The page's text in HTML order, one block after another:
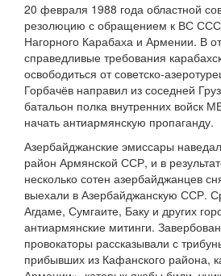
20 февраля 1988 года областной
резолюцию с обращением к ВС
Нагорного Карабаха и Армении. В
справедливые требования
освободиться от советско-
Горбачёв направил из соседней
батальон полка внутренних войск
начать антиармянскую пропаганду.
Азербайджанские эмиссары
район Армянской ССР, и в
несколько сотен азербайджанцев
выехали в Азербайджанскую ССР.
Агдаме, Сумгаите, Баку и других
антиармянские митинги.
провокаторы рассказывали с
прибывших из Кафанского района,